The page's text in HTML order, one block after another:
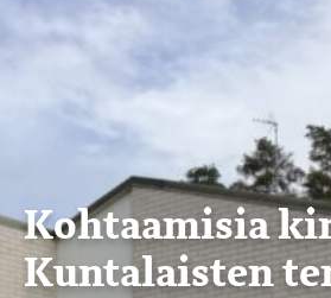
Kohtaamisia
Kuntalaisten